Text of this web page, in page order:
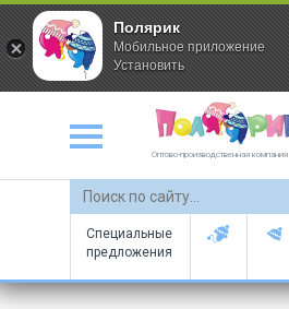
Оптово-производственная компания
Специальные
предложения
Полярик
Мобильное приложение
Установить